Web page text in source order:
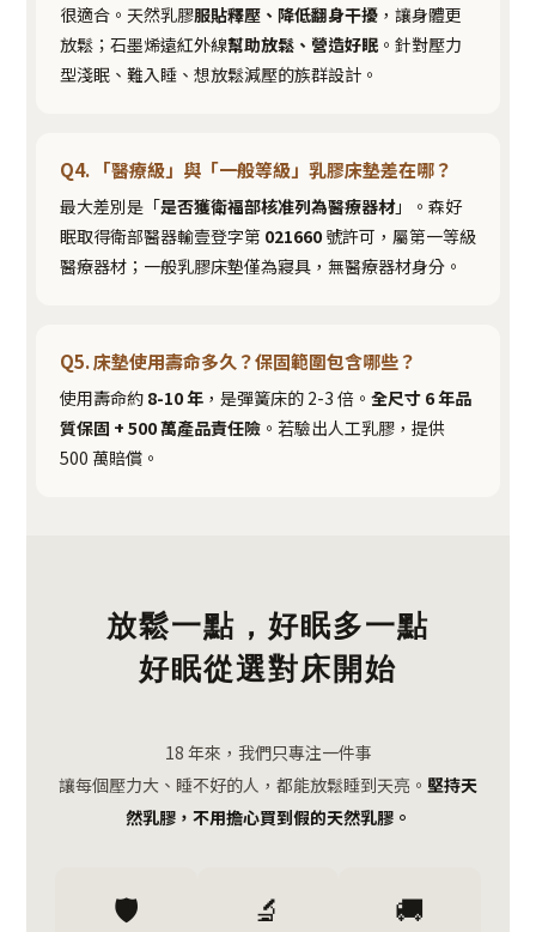
很適合。天然乳膠服貼釋壓、降低翻身干擾 ，讓身體更
放鬆；石墨烯遠紅外線幫助放鬆、營造好眠 。針對壓力
型淺眠、難入睡、想放鬆減壓的族群設計。
Q4. 「醫療級」與「一般等級」乳膠床墊差在哪？
最大差別是「是否獲衛福部核准列為醫療器材」。森好
眠取得衛部醫器輸壹登字第 021660 號許可，屬第一等級
醫療器材；一般乳膠床墊僅為寢具，無醫療器材身分。
Q5. 床墊使用壽命多久？保固範圍包含哪些？
使用壽命約 8-10 年 ，是彈簧床的 2-3 倍。 全尺寸 6 年品
質保固 + 500 萬產品責任險 。若驗出人工乳膠，提供
500 萬賠償。
放鬆一點，好眠多一點
好眠從選對床開始
18 年來，我們只專注一件事
讓每個壓力大、睡不好的人，都能放鬆睡到天亮。 堅持天
然乳膠，不用擔心買到假的天然乳膠。
🛡️ 🔬 🚚